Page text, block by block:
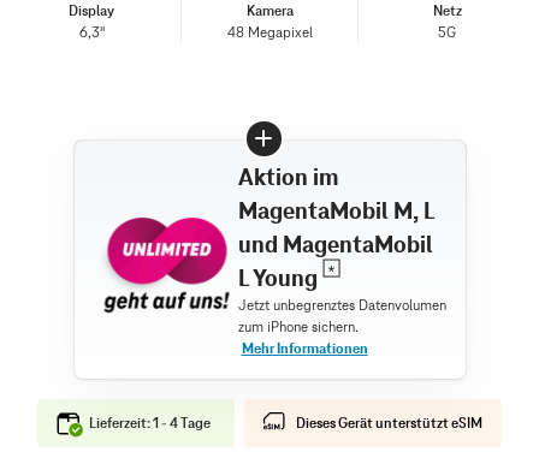
Display
6,3"
Kamera
48 Megapixel
Netz
5G
Aktion im
MagentaMobil M, L
und MagentaMobil
L Young
Lieferzeit: 1 - 4 Tage Dieses Gerät unterstützt eSIM